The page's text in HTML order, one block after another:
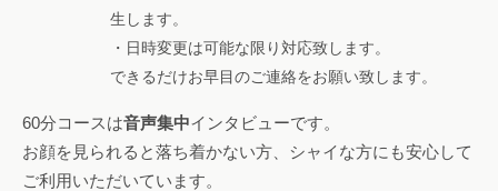
生します。
・日時変更は可能な限り対応致します。
できるだけお早目のご連絡をお願い致します。
60分コースは音声集中インタビューです。
お顔を見られると落ち着かない方、シャイな方にも安心して
ご利用いただいています。